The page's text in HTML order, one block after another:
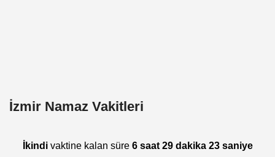
İzmir Namaz Vakitleri
İkindivaktine kalan süre 6 saat 29 dakika 23 saniye